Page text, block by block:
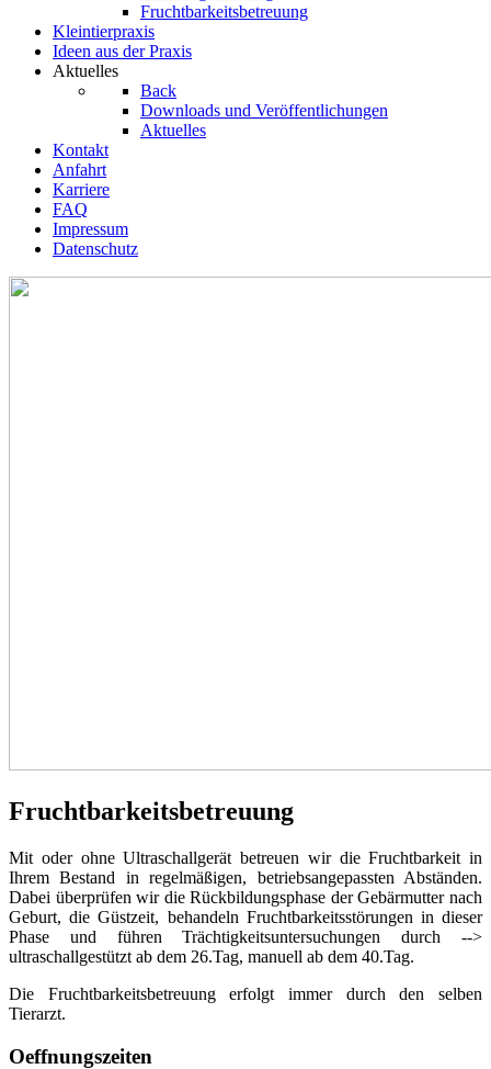
Fruchtbarkeitsbetreuung
Kleintierpraxis
Ideen aus der Praxis
Aktuelles
Back
Downloads und Veröffentlichungen
Aktuelles
Kontakt
Anfahrt
Karriere
FAQ
Impressum
Datenschutz
Fruchtbarkeitsbetreuung
Mit oder ohne Ultraschallgerät betreuen wir die Fruchtbarkeit in
Ihrem Bestand in regelmäßigen, betriebsangepassten Abständen.
Dabei überprüfen wir die Rückbildungsphase der Gebärmutter nach
Geburt, die Güstzeit, behandeln Fruchtbarkeitsstörungen in dieser
Phase und führen Trächtigkeitsuntersuchungen durch -->
ultraschallgestützt ab dem 26.Tag, manuell ab dem 40.Tag.
Die Fruchtbarkeitsbetreuung erfolgt immer durch den selben
Tierarzt.
Oeffnungszeiten